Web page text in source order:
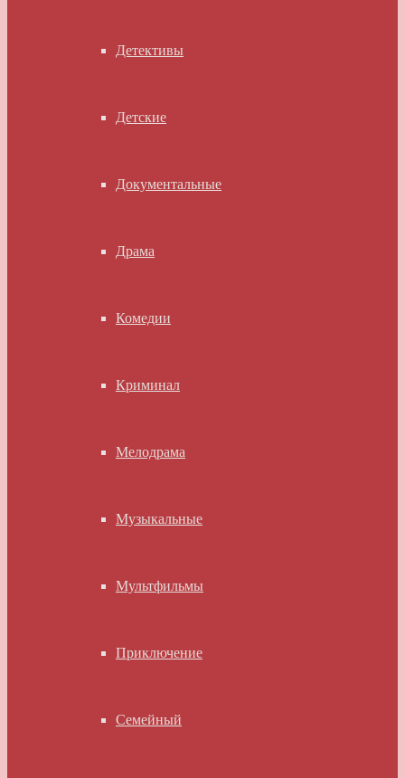
Детективы
Детские
Документальные
Драма
Комедии
Криминал
Мелодрама
Музыкальные
Мультфильмы
Приключение
Семейный